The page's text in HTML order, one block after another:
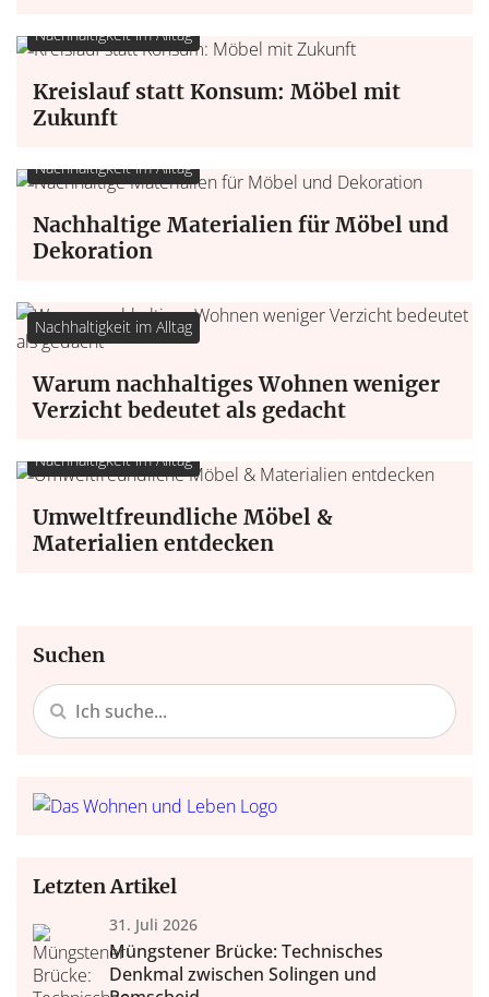
Nachhaltigkeit im Alltag
Kreislauf statt Konsum: Möbel mit
Zukunft
Nachhaltigkeit im Alltag
Nachhaltige Materialien für Möbel und
Dekoration
Nachhaltigkeit im Alltag
Warum nachhaltiges Wohnen weniger
Verzicht bedeutet als gedacht
Nachhaltigkeit im Alltag
Umweltfreundliche Möbel &
Materialien entdecken
Suchen
Letzten Artikel
31. Juli 2026
Müngstener Brücke: Technisches
Denkmal zwischen Solingen und